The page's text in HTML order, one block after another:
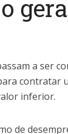
gera
a ser
contratar
inferior.
de